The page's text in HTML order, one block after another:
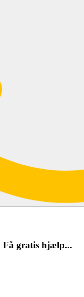
Få gratis hjælp...